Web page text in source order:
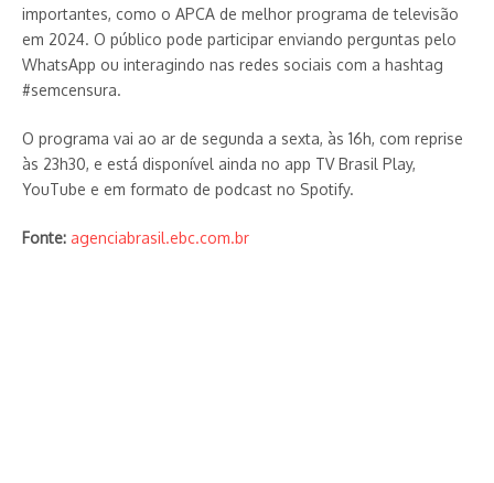
importantes, como o APCA de melhor programa de televisão
em 2024. O público pode participar enviando perguntas pelo
WhatsApp ou interagindo nas redes sociais com a hashtag
#semcensura.
O programa vai ao ar de segunda a sexta, às 16h, com reprise
às 23h30, e está disponível ainda no app TV Brasil Play,
YouTube e em formato de podcast no Spotify.
Fonte: agenciabrasil.ebc.com.br